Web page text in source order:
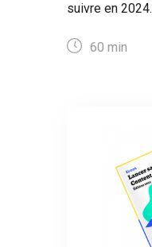
suivre en 2024.
60 min